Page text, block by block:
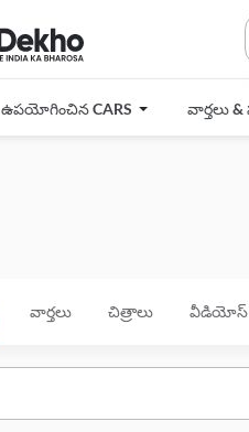
ఉపయోగించిన CARS వార్తలు &
వార్తలు చిత్రాలు వీడియోస్